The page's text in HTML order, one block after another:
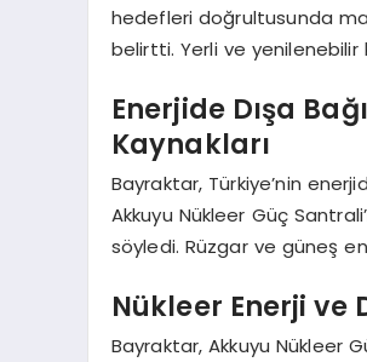
hedefleri doğrultusunda
belirtti. Yerli ve yenilenebilir
Enerjide Dışa
Kaynakları
Bayraktar, Türkiye’nin
Akkuyu Nükleer Güç
söyledi. Rüzgar ve güneş
Nükleer Enerji ve
Bayraktar, Akkuyu Nükleer